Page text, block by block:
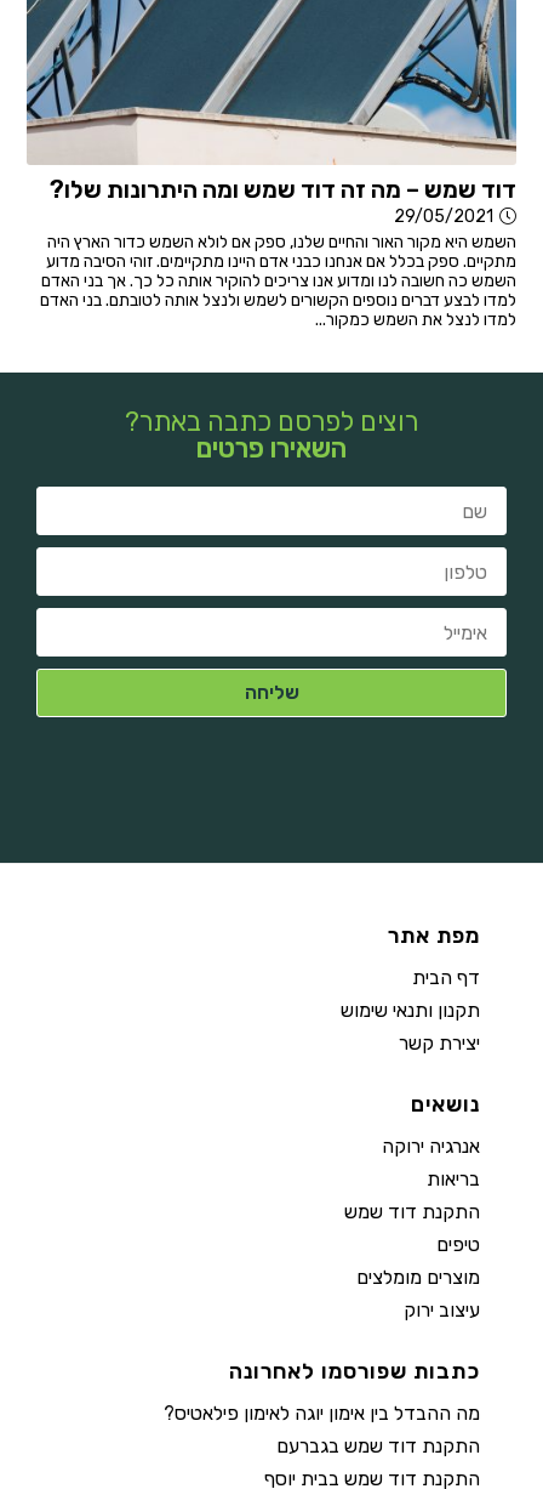
דוד שמש – מה זה דוד שמש ומה היתרונות שלו?
29/05/2021
השמש היא מקור האור והחיים שלנו, ספק אם לולא השמש כדור הארץ היה
מתקיים. ספק בכלל אם אנחנו כבני אדם היינו מתקיימים. זוהי הסיבה מדוע
השמש כה חשובה לנו ומדוע אנו צריכים להוקיר אותה כל כך. אך בני האדם
למדו לבצע דברים נוספים הקשורים לשמש ולנצל אותה לטובתם. בני האדם
למדו לנצל את השמש כמקור...
רוצים לפרסם כתבה באתר?
השאירו פרטים
מפת אתר
דף הבית
תקנון ותנאי שימוש
יצירת קשר
נושאים
אנרגיה ירוקה
בריאות
התקנת דוד שמש
טיפים
מוצרים מומלצים
עיצוב ירוק
כתבות שפורסמו לאחרונה
מה ההבדל בין אימון יוגה לאימון פילאטיס?
התקנת דוד שמש בגברעם
התקנת דוד שמש בבית יוסף